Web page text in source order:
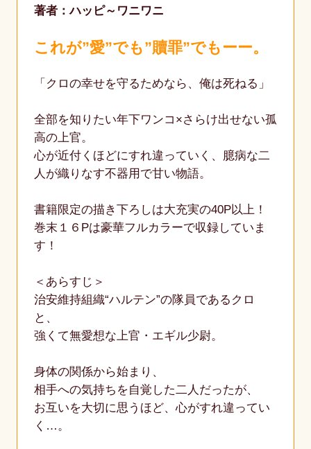
著者：ハッピ～ワニワニ
これが”愛”でも”贖罪”でもーー。
「クロの幸せを守るためなら、俺は死ねる」
全部を知りたい年下ワンコ×さらけ出せない孤
高の上官。
心が近付くほどにすれ違っていく、臆病な二
人が織りなす不器用で甘い物語。
書籍限定の描き下ろしは大充実の40P以上！
巻末１６Pは豪華フルカラーで収録していま
す！
＜あらすじ＞
治安維持組織“ハルテン”の隊員であるクロ
と、
強くて無愛想な上官・エギル少尉。
身体の関係から始まり、
相手への気持ちを自覚した二人だったが、
お互いを大切に思うほど、心がすれ違ってい
く…。